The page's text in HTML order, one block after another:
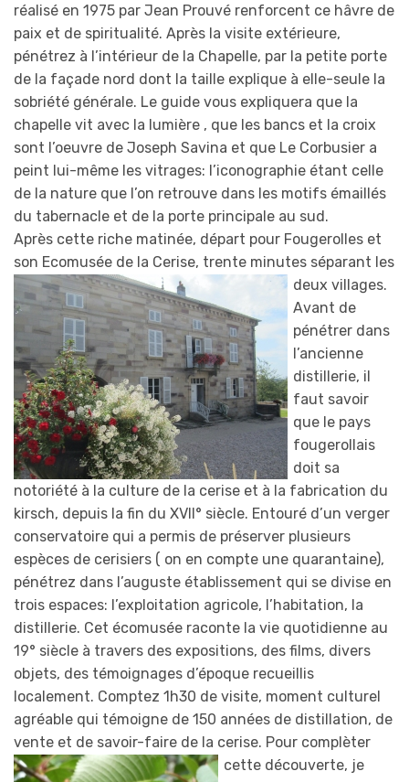
réalisé en 1975 par Jean Prouvé renforcent ce hâvre de
paix et de spiritualité. Après la visite extérieure,
pénétrez à l’intérieur de la Chapelle, par la petite porte
de la façade nord dont la taille explique à elle-seule la
sobriété générale. Le guide vous expliquera que la
chapelle vit avec la lumière , que les bancs et la croix
sont l’oeuvre de Joseph Savina et que Le Corbusier a
peint lui-même les vitrages: l’iconographie étant celle
de la nature que l’on retrouve dans les motifs émaillés
du tabernacle et de la porte principale au sud.
Après cette riche matinée, départ pour Fougerolles et
son Ecomusée de la Cerise, trente minutes séparant les
deux villages.
Avant de
pénétrer dans
l’ancienne
distillerie, il
faut savoir
que le pays
fougerollais
doit sa
notoriété à la culture de la cerise et à la fabrication du
kirsch, depuis la fin du XVII° siècle. Entouré d’un verger
conservatoire qui a permis de préserver plusieurs
espèces de cerisiers ( on en compte une quarantaine),
pénétrez dans l’auguste établissement qui se divise en
trois espaces: l’exploitation agricole, l’habitation, la
distillerie. Cet écomusée raconte la vie quotidienne au
19° siècle à travers des expositions, des films, divers
objets, des témoignages d’époque recueillis
localement. Comptez 1h30 de visite, moment culturel
agréable qui témoigne de 150 années de distillation, de
vente et de savoir-faire de la cerise. Pour complèter
cette découverte, je